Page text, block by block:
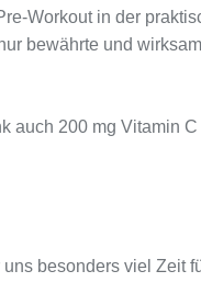
Workout in der
bewährte und
auch 200 mg Vitamin
besonders viel Zeit